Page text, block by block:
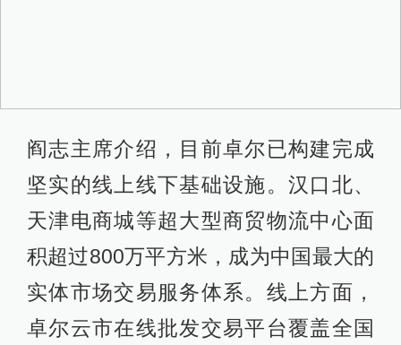
阎志主席介绍，目前卓尔已构建完成
坚实的线上线下基础设施。汉口北、
天津电商城等超大型商贸物流中心面
积超过800万平方米，成为中国最大的
实体市场交易服务体系。线上方面，
卓尔云市在线批发交易平台覆盖全国